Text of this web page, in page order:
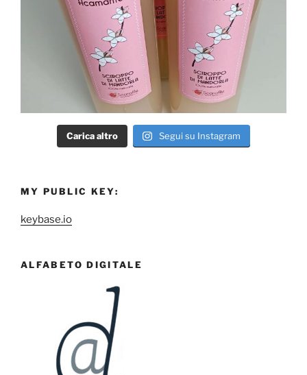
Carica altro Segui su Instagram
MY PUBLIC KEY:
keybase.io
ALFABETO DIGITALE